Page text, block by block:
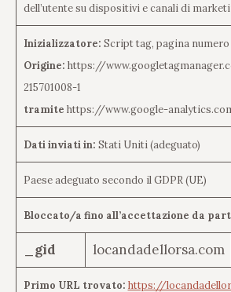
dell’utente su dispositivi e canali di
Inizializzatore: Script tag, pagina
Origine: https://
215701008-1
tramite https://www.google-
Dati inviati in: Stati Uniti (adeguato)
Paese adeguato secondo il GDPR (UE)
Bloccato/a fino all’accettazione da
_gid locandadellorsa.com
Primo URL trovato: https://